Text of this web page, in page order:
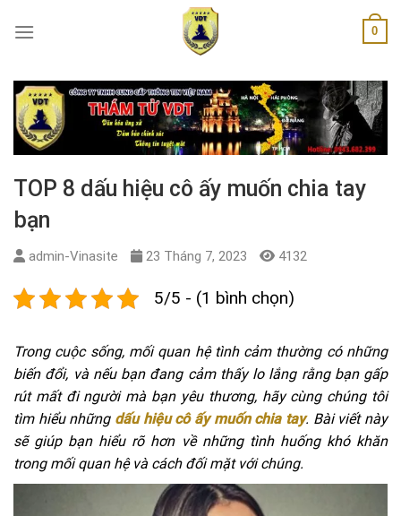
0
TOP 8 dấu hiệu cô ấy muốn chia tay
bạn
admin-Vinasite 23 Tháng 7, 2023 4132
5/5 - (1 bình chọn)
Trong cuộc sống, mối quan hệ tình cảm thường có những
biến đổi, và nếu bạn đang cảm thấy lo lắng rằng bạn gấp
rút mất đi người mà bạn yêu thương, hãy cùng chúng tôi
tìm hiểu nhữngdấu hiệu cô ấy muốn chia tay. Bài viết này
sẽ giúp bạn hiểu rõ hơn về những tình huống khó khăn
trong mối quan hệ và cách đối mặt với chúng.